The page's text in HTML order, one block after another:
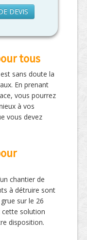
DEVIS
tous
sans doute la
En prenant
vous pourrez
à vos
vous devez
chantier de
à détruire sont
sur le 26
cette solution
disposition.